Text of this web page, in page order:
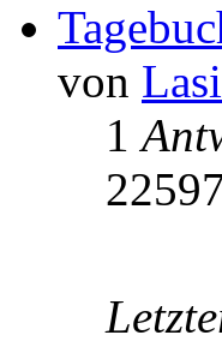
von
1